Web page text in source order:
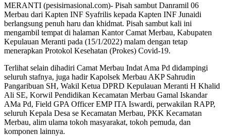
MERANTI (pesisirnasional.com)- Pisah sambut Danramil 06
Merbau dari Kapten INF Syafrilis kepada Kapten INF Junaidi
berlangsung penuh haru dan khidmat. Pisah sambut kali ini
mengambil tempat di halaman Kantor Camat Merbau, Kabupaten
Kepulauan Meranti pada (15/1/2022) malam dengan tetap
menerapkan Protokol Kesehatan (Prokes) Covid-19.
Terlihat selain dihadiri Camat Merbau Indat Ama Pd didampingi
seluruh stafnya, juga hadir Kapolsek Merbau AKP Sahrudin
Pangaribuan SH, Wakil Ketua DPRD Kepulauan Meranti H Khalid
Ali SE, Korwil Pendidikan Kecamatan Merbau Gamal Iskandar
AMa Pd, Field GPA Officer EMP ITA Iswardi, perwakilan RAPP,
seluruh Kepala Desa se Kecamatan Merbau, PKK Kecamatan
Merbau, alim ulama tokoh masyarakat, tokoh pemuda, dan
komponen lainnya.